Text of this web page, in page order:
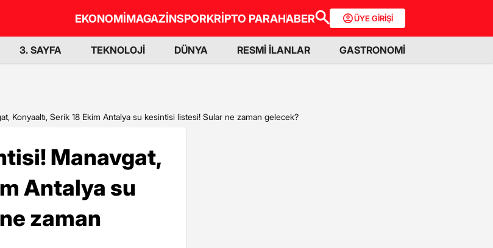
EKONOMİMAGAZİNSPORKRİPTO PARAHABER ÜYE GİRİŞİ
3. SAYFA TEKNOLOJİ DÜNYA RESMİ İLANLAR GASTRONOMİ
Konyaaltı, Serik 18 Ekim Antalya su kesintisi listesi! Sular ne zaman gelecek?
Manavgat,
Antalya su
zaman